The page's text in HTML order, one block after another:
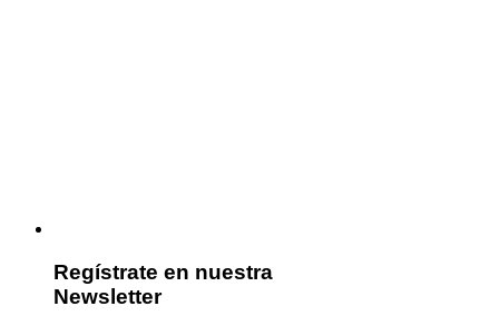
Regístrate en nuestra
Newsletter